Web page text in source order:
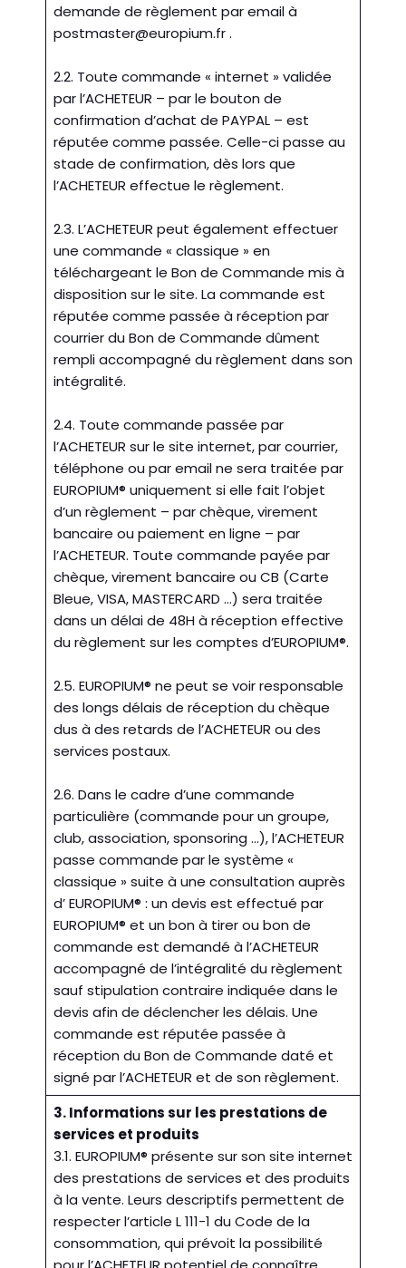
demande de règlement par email à
postmaster@europium.fr.
2.2. Toute commande « internet » validée
par l’ACHETEUR – par le bouton de
confirmation d’achat de PAYPAL – est
réputée comme passée. Celle-ci passe au
stade de confirmation, dès lors que
l’ACHETEUR effectue le règlement.
2.3. L’ACHETEUR peut également effectuer
une commande « classique » en
téléchargeant le Bon de Commande mis à
disposition sur le site. La commande est
réputée comme passée à réception par
courrier du Bon de Commande dûment
rempli accompagné du règlement dans son
intégralité.
2.4. Toute commande passée par
l’ACHETEUR sur le site internet, par courrier,
téléphone ou par email ne sera traitée par
EUROPIUM® uniquement si elle fait l’objet
d’un règlement – par chèque, virement
bancaire ou paiement en ligne – par
l’ACHETEUR. Toute commande payée par
chèque, virement bancaire ou CB (Carte
Bleue, VISA, MASTERCARD …) sera traitée
dans un délai de 48H à réception effective
du règlement sur les comptes d’EUROPIUM®.
2.5. EUROPIUM® ne peut se voir responsable
des longs délais de réception du chèque
dus à des retards de l’ACHETEUR ou des
services postaux.
2.6. Dans le cadre d’une commande
particulière (commande pour un groupe,
club, association, sponsoring …), l’ACHETEUR
passe commande par le système «
classique » suite à une consultation auprès
d’ EUROPIUM® : un devis est effectué par
EUROPIUM® et un bon à tirer ou bon de
commande est demandé à l’ACHETEUR
accompagné de l’intégralité du règlement
sauf stipulation contraire indiquée dans le
devis afin de déclencher les délais. Une
commande est réputée passée à
réception du Bon de Commande daté et
signé par l’ACHETEUR et de son règlement.
3. Informations sur les prestations de
services et produits
3.1. EUROPIUM® présente sur son site internet
des prestations de services et des produits
à la vente. Leurs descriptifs permettent de
respecter l’article L 111-1 du Code de la
consommation, qui prévoit la possibilité